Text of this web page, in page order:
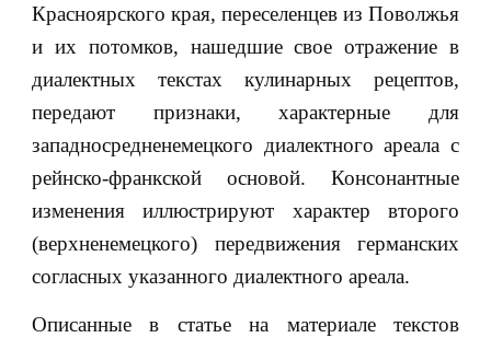
Красноярского края, переселенцев из Поволжья
и их потомков, нашедшие свое отражение в
диалектных текстах кулинарных рецептов,
передают признаки, характерные для
западносредненемецкого диалектного ареала с
рейнско-франкской основой. Консонантные
изменения иллюстрируют характер второго
(верхненемецкого) передвижения германских
согласных указанного диалектного ареала.
Описанные в статье на материале текстов